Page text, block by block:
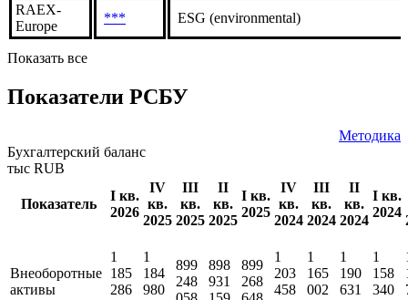
RAEX-
Europe
*** ESG (environmental)
Показать все
Показатели РСБУ
Методика
Бухгалтерский баланс
тыс RUB
Показатель
I кв.
2026
IV
кв.
2025
III
кв.
2025
II
кв.
2025
I кв.
2025
IV
кв.
2024
III
кв.
2024
II
кв.
2024
I кв.
2024
Внеоборотные
активы
1
185
286
1
184
980
899
248
898
931
899
268
1
203
458
1
165
002
1
190
631
1
158
340